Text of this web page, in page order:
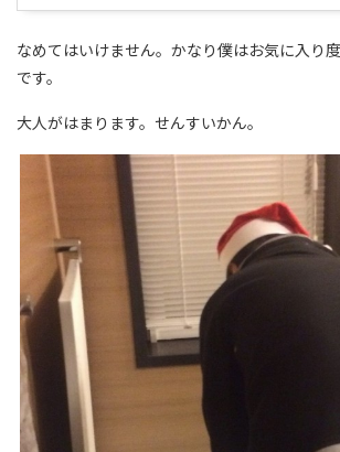
なめてはいけません。かなり僕はお気に入り
です。
大人がはまります。せんすいかん。